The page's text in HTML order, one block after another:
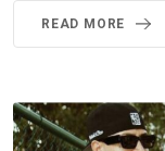
READ MORE